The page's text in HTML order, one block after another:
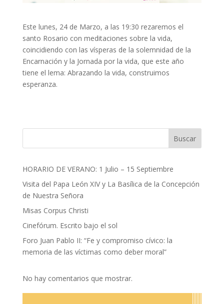
Este lunes, 24 de Marzo, a las 19:30 rezaremos el
santo Rosario con meditaciones sobre la vida,
coincidiendo con las vísperas de la solemnidad de la
Encarnación y la Jornada por la vida, que este año
tiene el lema: Abrazando la vida, construimos
esperanza.
Buscar
HORARIO DE VERANO: 1 Julio – 15 Septiembre
Visita del Papa León XIV y La Basílica de la Concepción
de Nuestra Señora
Misas Corpus Christi
Cinefórum. Escrito bajo el sol
Foro Juan Pablo II: “Fe y compromiso cívico: la
memoria de las víctimas como deber moral”
No hay comentarios que mostrar.